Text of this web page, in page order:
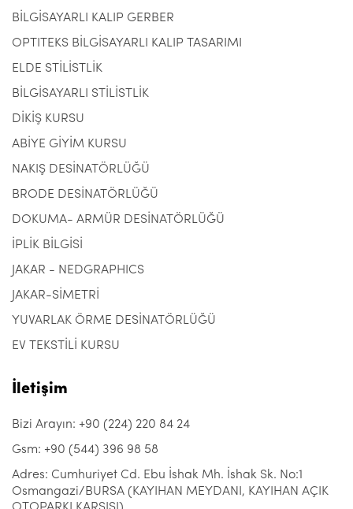
BİLGİSAYARLI KALIP GERBER
OPTITEKS BİLGİSAYARLI KALIP TASARIMI
ELDE STİLİSTLİK
BİLGİSAYARLI STİLİSTLİK
DİKİŞ KURSU
ABİYE GİYİM KURSU
NAKIŞ DESİNATÖRLÜĞÜ
BRODE DESİNATÖRLÜĞÜ
DOKUMA- ARMÜR DESİNATÖRLÜĞÜ
İPLİK BİLGİSİ
JAKAR - NEDGRAPHICS
JAKAR-SİMETRİ
YUVARLAK ÖRME DESİNATÖRLÜĞÜ
EV TEKSTİLİ KURSU
İletişim
Bizi Arayın: +90 (224) 220 84 24
Gsm: +90 (544) 396 98 58
Adres: Cumhuriyet Cd. Ebu İshak Mh. İshak Sk. No:1
Osmangazi/BURSA (KAYIHAN MEYDANI, KAYIHAN AÇIK